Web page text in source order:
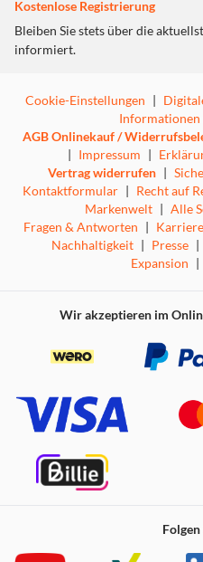
Kostenlose Registrierung
Bleiben Sie stets über die
informiert.
Cookie-Einstellungen |
Informationen
AGB Onlinekauf /
| Impressum |
Vertrag widerrufen |
Kontaktformular | Recht auf
Markenwelt | Alle
Fragen & Antworten |
Nachhaltigkeit | Presse |
Expansion |
Wir akzeptieren im
Folgen